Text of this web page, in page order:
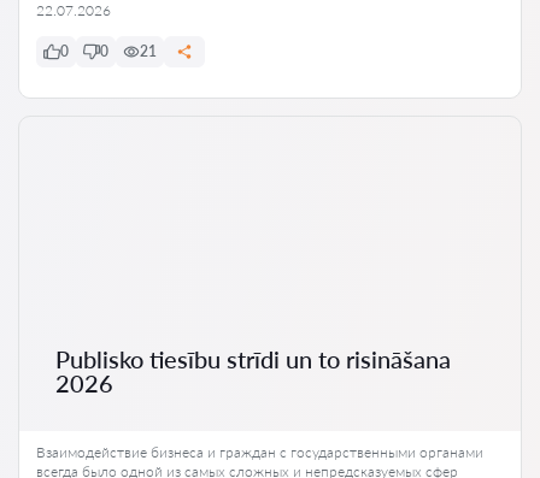
22.07.2026
0 0 21
Publisko tiesību strīdi un to risināšana
2026
Взаимодействие бизнеса и граждан с государственными органами
всегда было одной из самых сложных и непредсказуемых сфер